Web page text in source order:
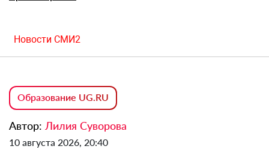
Новости СМИ2
Образование UG.RU
Автор: Лилия Суворова
10 августа 2026, 20:40